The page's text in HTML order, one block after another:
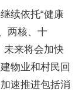
续依托“健康
两核、十
未来将会加快
物业和村民回
速推进包括消